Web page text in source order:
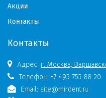
Акции
Контакты
Контакты
Адрес: г. Москва,
Телефон: +7 495 755 88 20
Email: site@mirdent.ru